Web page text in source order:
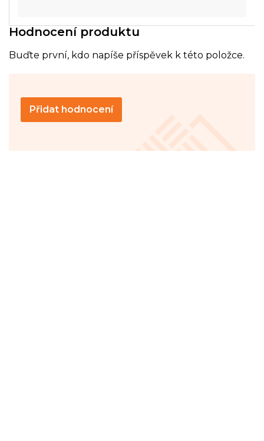
Hodnocení produktu
Buďte první, kdo napíše příspěvek k této položce.
Přidat hodnocení